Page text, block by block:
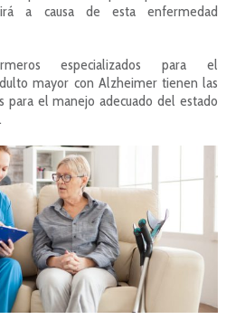
a causa de esta enfermedad
especializados para el
mayor con Alzheimer tienen las
para el manejo adecuado del estado